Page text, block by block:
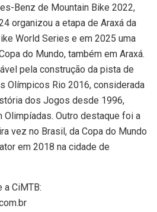
Benz de Mountain Bike 2022,
organizou a etapa de Araxá da
World Series e em 2025 uma
do Mundo, também em Araxá.
pela construção da pista de
Olímpicos Rio 2016, considerada
dos Jogos desde 1996,
Olimpíadas. Outro destaque foi a
vez no Brasil, da Copa do Mundo
em 2018 na cidade de
CiMTB: